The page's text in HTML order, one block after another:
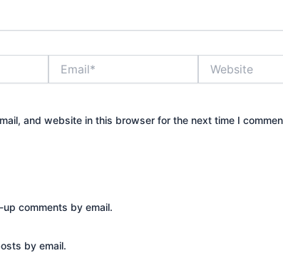
and website in this browser for the next time I
comments by email.
by email.